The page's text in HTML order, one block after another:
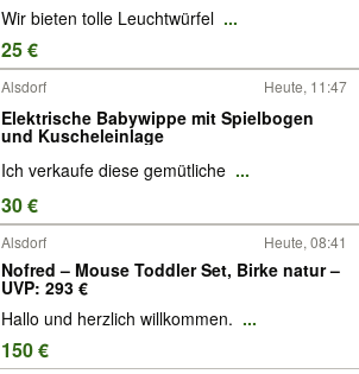
Wir bieten tolle Leuchtwürfel ...
25 €
Alsdorf Heute, 11:47
Elektrische Babywippe mit Spielbogen
und Kuscheleinlage
Ich verkaufe diese gemütliche ...
30 €
Alsdorf Heute, 08:41
Nofred – Mouse Toddler Set, Birke natur –
UVP: 293 €
Hallo und herzlich willkommen. ...
150 €